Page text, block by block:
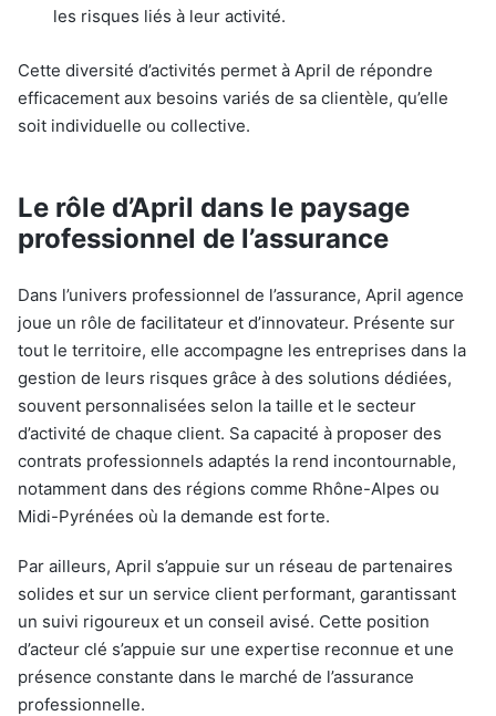
les risques liés à leur activité.
Cette diversité d’activités permet à April de répondre
efficacement aux besoins variés de sa clientèle, qu’elle
soit individuelle ou collective.
Le rôle d’April dans le paysage
professionnel de l’assurance
Dans l’univers professionnel de l’assurance, April agence
joue un rôle de facilitateur et d’innovateur. Présente sur
tout le territoire, elle accompagne les entreprises dans la
gestion de leurs risques grâce à des solutions dédiées,
souvent personnalisées selon la taille et le secteur
d’activité de chaque client. Sa capacité à proposer des
contrats professionnels adaptés la rend incontournable,
notamment dans des régions comme Rhône-Alpes ou
Midi-Pyrénées où la demande est forte.
Par ailleurs, April s’appuie sur un réseau de partenaires
solides et sur un service client performant, garantissant
un suivi rigoureux et un conseil avisé. Cette position
d’acteur clé s’appuie sur une expertise reconnue et une
présence constante dans le marché de l’assurance
professionnelle.